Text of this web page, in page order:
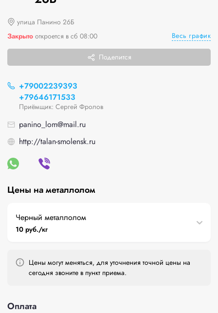
улица Панино 26Б
Закрыто откроется в сб 08:00 Весь график
Поделится
+79002239393
+79646171533
Приёмщик: Сергей Фролов
panino_lom@mail.ru
http://talan-smolensk.ru
Цены на металлолом
Черный металлолом
10 руб./кг
Цены могут меняться, для уточнения точной цены на
сегодня звоните в пункт приема.
Оплата